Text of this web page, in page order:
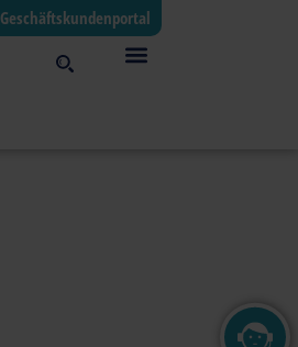
Geschäftskundenportal